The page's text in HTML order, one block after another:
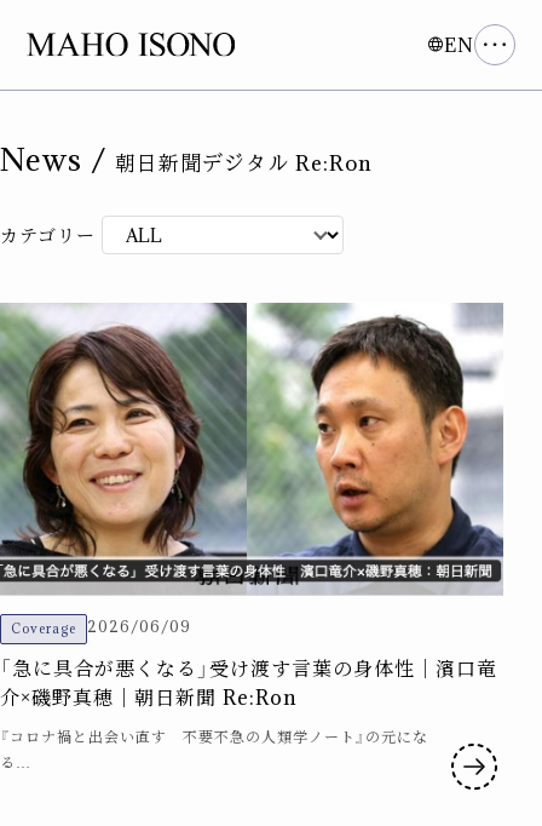
EN
News / 朝日新聞デジタル Re:Ron
カテゴリー
Coverage 2026/06/09
「急に具合が悪くなる」受け渡す言葉の身体性｜濱口竜
介×磯野真穂｜朝日新聞 Re:Ron
『コロナ禍と出会い直す 不要不急の人類学ノート』の元にな
る…